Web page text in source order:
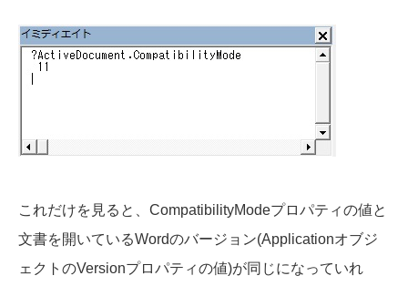
これだけを見ると、CompatibilityModeプロパティの値と
文書を開いているWordのバージョン(Applicationオブジ
ェクトのVersionプロパティの値)が同じになっていれ